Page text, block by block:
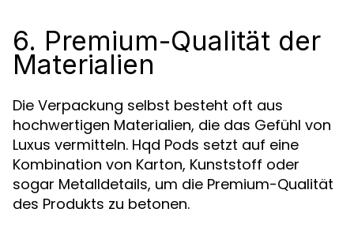
6. Premium-Qualität der
Materialien
Die Verpackung selbst besteht oft aus
hochwertigen Materialien, die das Gefühl von
Luxus vermitteln. Hqd Pods setzt auf eine
Kombination von Karton, Kunststoff oder
sogar Metalldetails, um die Premium-Qualität
des Produkts zu betonen.